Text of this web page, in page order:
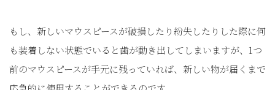
もし、新しいマウスピースが破損したり紛失したりした際に何
も装着しない状態でいると歯が動き出してしまいますが、1つ
前のマウスピースが手元に残っていれば、新しい物が届くまで